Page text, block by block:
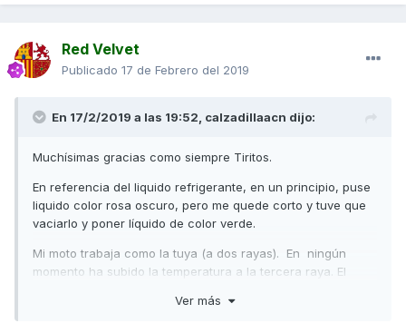
Red Velvet
Publicado 17 de Febrero del 2019
En 17/2/2019 a las 19:52, calzadillaacn dijo:
Muchísimas gracias como siempre Tiritos.
En referencia del liquido refrigerante, en un principio, puse
liquido color rosa oscuro, pero me quede corto y tuve que
vaciarlo y poner líquido de color verde.
Mi moto trabaja como la tuya (a dos rayas). En ningún
momento ha subido la temperatura a la tercera raya. El
circulando manteniendo la velocidad de unos 130 con picos
Ver más